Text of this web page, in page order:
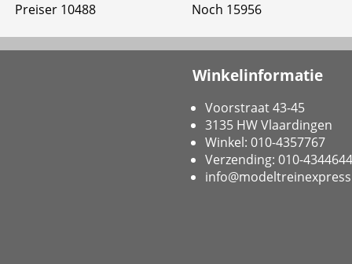
Preiser 10488 Noch 15956
Winkelinformatie
Voorstraat 43-45
3135 HW Vlaardingen
Winkel: 010-4357767
Verzending: 010-4344644